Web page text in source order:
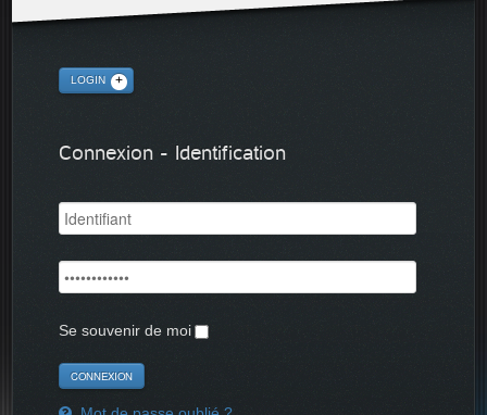
LOGIN
Connexion - Identification
Se souvenir de moi